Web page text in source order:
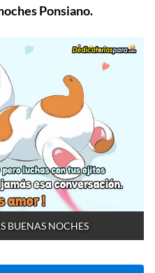
Ponsiano.
BUENAS NOCHES